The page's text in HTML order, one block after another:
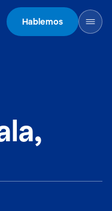
Hablemos